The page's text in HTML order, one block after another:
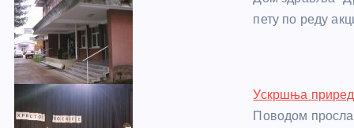
пету по реду
Ускршња
Поводом